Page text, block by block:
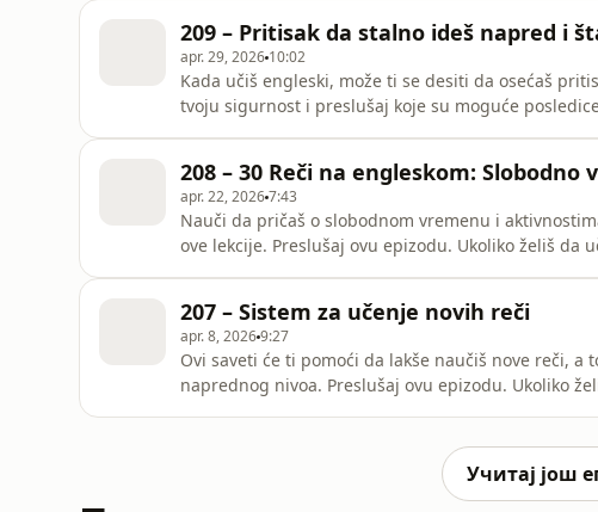
around/
209 – Pritisak da stalno ideš napred i
apr. 29, 2026 10:02
Kada učiš engleski, može ti se desiti da osećaš
tvoju sigurnost i preslušaj koje su moguće posledice. Preslušaj ovu epizodu. Ukoliko želiš da
https://englishlane.net/onlineskola/209-pri
208 – 30 Reči na engleskom: Slobodno
apr. 22, 20267:43
Nauči da pričaš o slobodnom vremenu i
ove lekcije. Preslušaj ovu epizodu. Ukoliko želiš da učiš engleski u English Lane školi sa Zoranom,
207 – Sistem za učenje novih reči
apr. 8, 20269:27
Ovi saveti će ti pomoći da lakše naučiš nove reči,
naprednog nivoa. Preslušaj ovu epizodu. Ukoliko želiš da učiš engleski u English Lane školi sa
Учитај још